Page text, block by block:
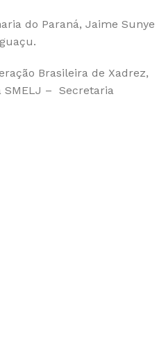
do Paraná, Jaime Sunye
Brasileira de Xadrez,
SMELJ – Secretaria